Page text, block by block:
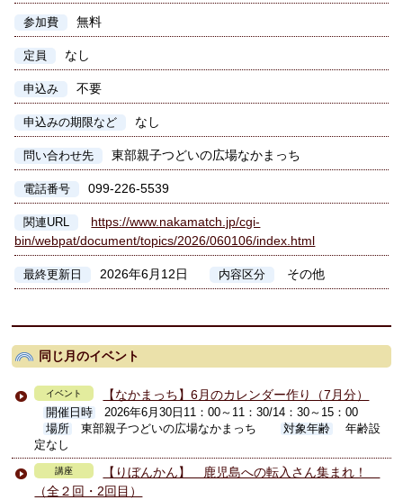
参加費 無料
定員 なし
申込み 不要
申込みの期限など なし
問い合わせ先 東部親子つどいの広場なかまっち
電話番号 099-226-5539
関連URL
https://www.nakamatch.jp/cgi-
bin/webpat/document/topics/2026/060106/index.html
最終更新日 2026年6月12日 内容区分 その他
同じ月のイベント
イベント 【なかまっち】6月のカレンダー作り（7月分）
開催日時
2026年6月30日11：00～11：30/14：30～15：00
場所
東部親子つどいの広場なかまっち 対象年齢
年齢設
定なし
講座
【りぼんかん】 鹿児島への転入さん集まれ！
（全２回・2回目）